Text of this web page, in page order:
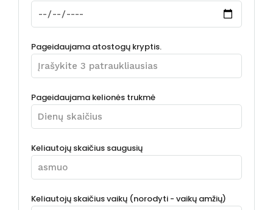
Pageidaujama atostogų kryptis.
Pageidaujama kelionės trukmė
Keliautojų skaičius saugusių
Keliautojų skaičius vaikų (norodyti - vaikų amžių)